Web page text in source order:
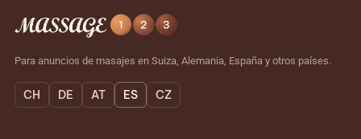
Para anuncios de masajes en Suiza, Alemania, España y otros países.
CH DE AT ES CZ